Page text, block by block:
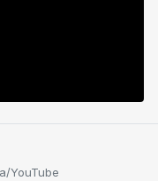
YouTube